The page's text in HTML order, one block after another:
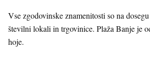
Vse zgodovinske znamenitosti so na
številni lokali in trgovinice. Plaža Banje je
hoje.